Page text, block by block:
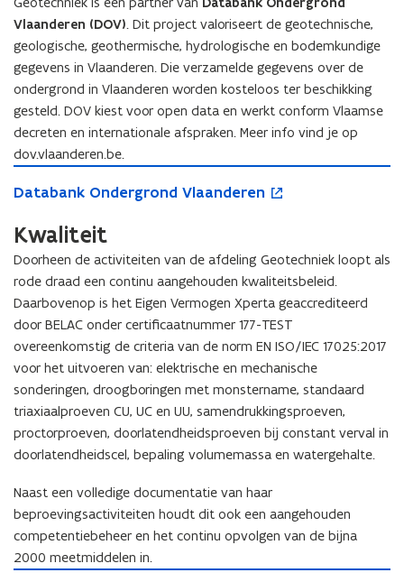
t
o
r
i
n
g
t
r
i
n
g
u
m
p
r
o
e
v
e
n
u
p
r
o
e
v
e
n
s
e
n
a
d
v
i
e
s
s
n
a
d
v
i
e
s
Vlaanderen (DOV). Dit project valoriseert de geotechnische,
geologische, geothermische, hydrologische en bodemkundige
gegevens in Vlaanderen. Die verzamelde gegevens over de
ondergrond in Vlaanderen worden kosteloos ter beschikking
gesteld. DOV kiest voor open data en werkt conform Vlaamse
decreten en internationale afspraken. Meer info vind je op
dov.vlaanderen.be.
a
a
a
n
k
O
n
d
g
r
o
d
V
l
a
a
p
n
i
n
n
i
e
u
e
n
s
e
r
Databank Ondergrond Vlaanderen
D
t
a
b
a
n
k
O
n
e
r
g
r
n
d
V
l
a
Kwaliteit
Doorheen de activiteiten van de afdeling Geotechniek loopt als
rode draad een continu aangehouden kwaliteitsbeleid.
Daarbovenop is het Eigen Vermogen Xperta geaccrediteerd
door BELAC onder certificaatnummer 177-TEST
overeenkomstig de criteria van de norm EN ISO/IEC 17025:2017
voor het uitvoeren van: elektrische en mechanische
sonderingen, droogboringen met monstername, standaard
triaxiaalproeven CU, UC en UU, samendrukkingsproeven,
proctorproeven, doorlatendheidsproeven bij constant verval in
doorlatendheidscel, bepaling volumemassa en watergehalte.
Naast een volledige documentatie van haar
beproevingsactiviteiten houdt dit ook een aangehouden
competentiebeheer en het continu opvolgen van de bijna
2000 meetmiddelen in.